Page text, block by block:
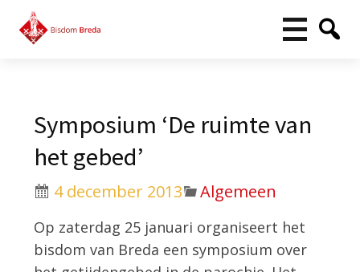
Symposium ‘De ruimte van
het gebed’
4 december 2013 Algemeen
Op zaterdag 25 januari organiseert het
bisdom van Breda een symposium over